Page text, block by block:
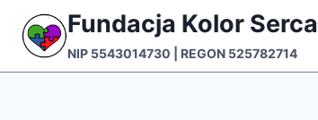
Przejdź
treści
Fundacja Kolor Serca
NIP 5543014730 | REGON 525782714